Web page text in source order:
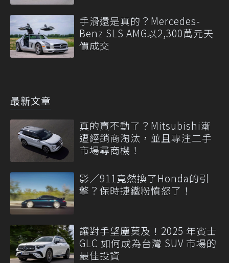
手滑還是真的？Mercedes-
Benz SLS AMG以2,300萬元天
價成交
最新文章
真的賣不動了？Mitsubishi漸
遭經銷商淘汰，並且專注二手
市場尋商機！
影／911竟然換了Honda的引
擎？保時捷鐵粉憤怒了！
讓對手望塵莫及！2025 年賓士
GLC 如何成為台灣 SUV 市場的
最佳投資